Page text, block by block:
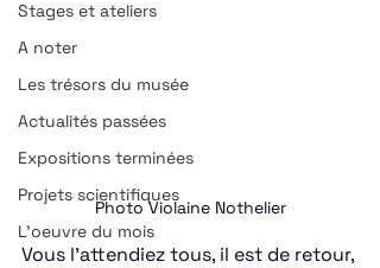
Stages et ateliers
A noter
Les trésors du musée
Actualités passées
Expositions terminées
Projets scientifiques
L'oeuvre du mois
Photo Violaine Nothelier
Vous l'attendiez tous, il est de retour,